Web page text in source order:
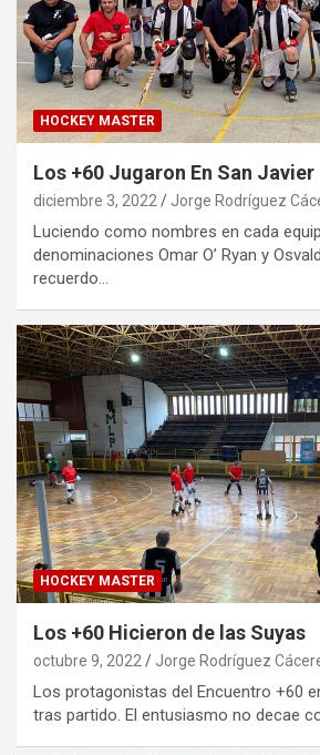
HOCKEY MASTER
Los +60 Jugaron En San Javier
diciembre 3, 2022 Jorge Rodríguez
Luciendo como nombres en cada
denominaciones Omar O’ Ryan y
recuerdo…
HOCKEY MASTER
Los +60 Hicieron de las Suyas
octubre 9, 2022 Jorge Rodríguez
Los protagonistas del Encuentro +60
tras partido. El entusiasmo no decae